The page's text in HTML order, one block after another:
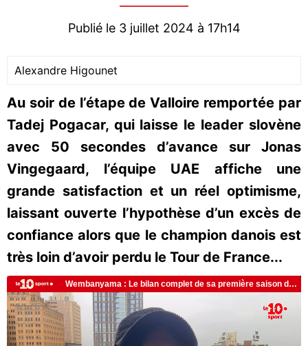
Publié le 3 juillet 2024 à 17h14
Alexandre Higounet
Au soir de l’étape de Valloire remportée par
Tadej Pogacar, qui laisse le leader slovène
avec 50 secondes d’avance sur Jonas
Vingegaard, l’équipe UAE affiche une
grande satisfaction et un réel optimisme,
laissant ouverte l’hypothèse d’un excès de
confiance alors que le champion danois est
très loin d’avoir perdu le Tour de France...